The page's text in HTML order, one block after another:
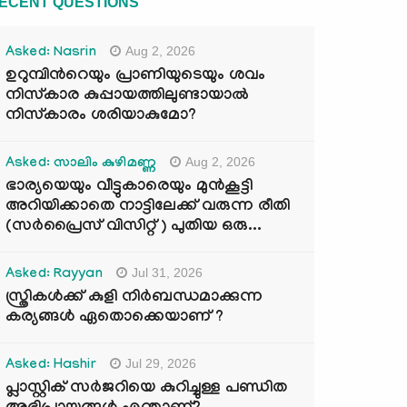
Asked: Nasrin Aug 2, 2026
ഉറുമ്പിന്‍റെയും പ്രാണിയുടെയും ശവം
നിസ്കാര കുപ്പായത്തിലുണ്ടായാൽ
നിസ്കാരം ശരിയാകുമോ?
Asked: സാലിം കുഴിമണ്ണ Aug 2, 2026
ഭാര്യയെയും വീട്ടുകാരെയും മുൻകൂട്ടി
അറിയിക്കാതെ നാട്ടിലേക്ക് വരുന്ന രീതി
(സർപ്രൈസ് വിസിറ്റ് ) പുതിയ ഒരു...
Asked: Rayyan Jul 31, 2026
സ്ത്രികൾക്ക് കുളി നിർബന്ധമാക്കുന്ന
കര്യങ്ങൾ ഏതൊക്കെയാണ് ?
Asked: Hashir Jul 29, 2026
പ്ലാസ്റ്റിക് സർജറിയെ കുറിച്ചുള്ള പണ്ഡിത